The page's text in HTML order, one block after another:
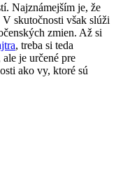
Najznámejším je, že
skutočnosti však slúži
zmien. Až si
, treba si teda
je určené pre
ako vy, ktoré sú